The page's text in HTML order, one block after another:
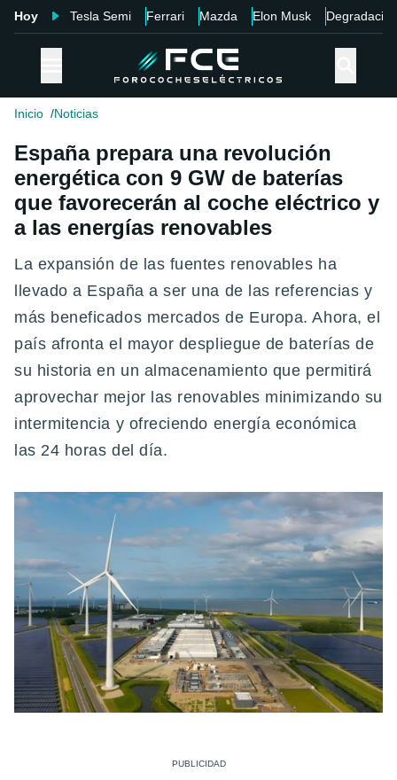
Hoy Tesla Semi Ferrari Mazda Elon Musk Degradación
Inicio Noticias
España prepara una revolución
energética con 9 GW de baterías
que favorecerán al coche eléctrico y
a las energías renovables
La expansión de las fuentes renovables ha
llevado a España a ser una de las referencias y
más beneficados mercados de Europa. Ahora, el
país afronta el mayor despliegue de baterías de
su historia en un almacenamiento que permitirá
aprovechar mejor las renovables minimizando su
intermitencia y ofreciendo energía económica
las 24 horas del día.